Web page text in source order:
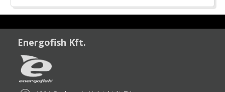
Energofish Kft.